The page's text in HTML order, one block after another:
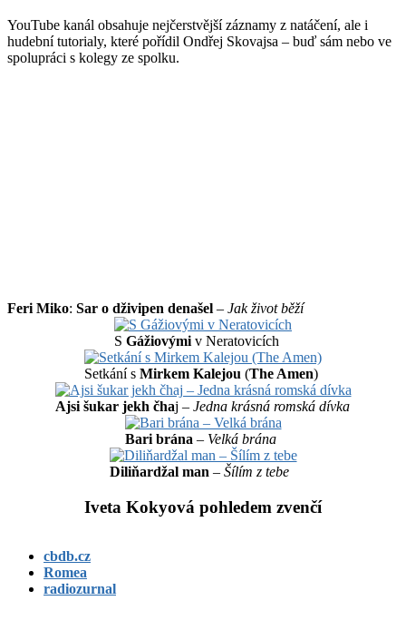
YouTube kanál obsahuje nejčerstvější záznamy z natáčení, ale i
hudební tutorialy, které pořídil Ondřej Skovajsa – buď sám nebo ve
spolupráci s kolegy ze spolku.
Feri Miko: Sar o dživipen denašel – Jak život běží
S Gážiovými v Neratovicích
Setkání s Mirkem Kalejou (The Amen)
Ajsi šukar jekh čhaj – Jedna krásná romská dívka
Bari brána – Velká brána
Diliňardžal man – Šílím z tebe
Iveta Kokyová pohledem zvenčí
cbdb.cz
Romea
radiozurnal